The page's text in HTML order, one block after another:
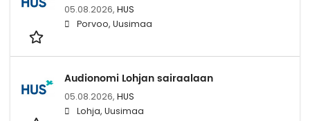
05.08.2026, HUS
Porvoo, Uusimaa
Audionomi Lohjan sairaalaan
05.08.2026, HUS
Lohja, Uusimaa